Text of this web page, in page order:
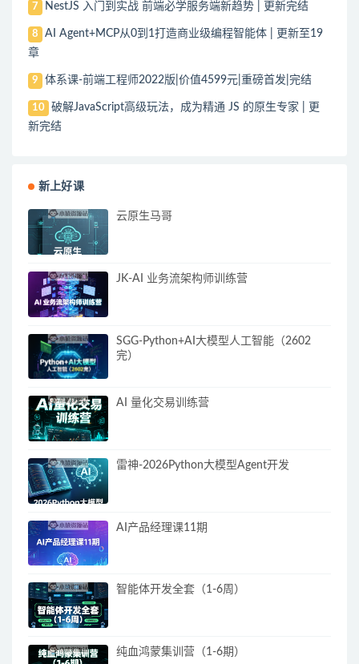
7 NestJS 入门到实战 前端必学服务端新趋势 | 更新完结
8
AI Agent+MCP从0到1打造商业级编程智能体 | 更新至19
章
9 体系课-前端工程师2022版|价值4599元|重磅首发|完结
10
破解JavaScript高级玩法，成为精通 JS 的原生专家 | 更
新完结
新上好课
云原生马哥
JK-AI 业务流架构师训练营
SGG-Python+AI大模型人工智能（2602
完）
AI 量化交易训练营
雷神-2026Python大模型Agent开发
AI产品经理课11期
智能体开发全套（1-6周）
纯血鸿蒙集训营（1-6期）